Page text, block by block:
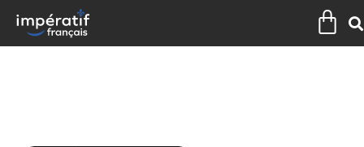
contenu